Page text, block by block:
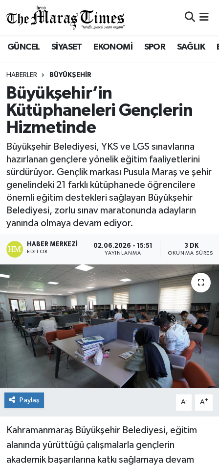
GÜNCEL SİYASET EKONOMİ SPOR SAĞLIK
HABERLER BÜYÜKŞEHİR
Büyükşehir’in
Kütüphaneleri Gençlerin
Hizmetinde
Büyükşehir Belediyesi, YKS ve LGS sınavlarına
hazırlanan gençlere yönelik eğitim faaliyetlerini
sürdürüyor. Gençlik markası Pusula Maraş ve şehir
genelindeki 21 farklı kütüphanede öğrencilere
önemli eğitim destekleri sağlayan Büyükşehir
Belediyesi, zorlu sınav maratonunda adayların
yanında olmaya devam ediyor.
HABER MERKEZI
EDITÖR
02.06.2026 - 15:51
YAYINLANMA
3 DK
OKUNMA SÜRESI
Paylaş A- A+
Kahramanmaraş Büyükşehir Belediyesi, eğitim
alanında yürüttüğü çalışmalarla gençlerin
akademik başarılarına katkı sağlamaya devam
BÜYÜKŞEHİR
DULKADİROĞLU
İŞ DÜNYASI
SİVİL TOPLUM
SOSYAL YAŞAM
ULUSAL HABERLER
BÜYÜKŞEHİR
DULKADİROĞLU
EĞİTİM
GÜNCEL
İLÇE HABERLERİ
İŞ DÜNYASI
SAĞLIK
SİVİL TOPLUM
SİYASET
SOSYAL YAŞAM
SPOR
Hava Durumu
Namaz Vakitleri
Trafik Durumu
Tüm Manşetler
Son Dakika Haberleri
Haber Arşivi